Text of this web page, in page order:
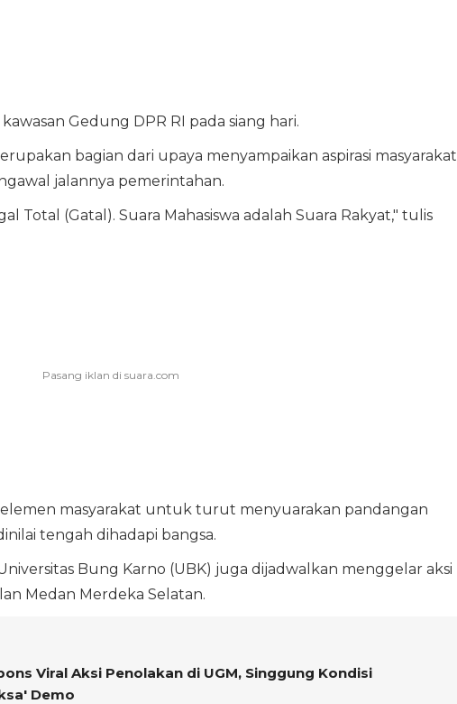
Gedung DPR RI pada siang hari.
bagian dari upaya menyampaikan aspirasi masyarakat
jalannya pemerintahan.
Total (Gatal). Suara Mahasiswa adalah Suara Rakyat," tulis
masyarakat untuk turut menyuarakan pandangan
tengah dihadapi bangsa.
Bung Karno (UBK) juga dijadwalkan menggelar aksi
Medan Merdeka Selatan.
Viral Aksi Penolakan di UGM, Singgung Kondisi
Demo